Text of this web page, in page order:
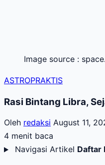
Image source :
ASTROPRAKTIS
Rasi Bintang Libra,
Oleh redaksi August 11,
4 menit baca
Navigasi Artikel Daftar